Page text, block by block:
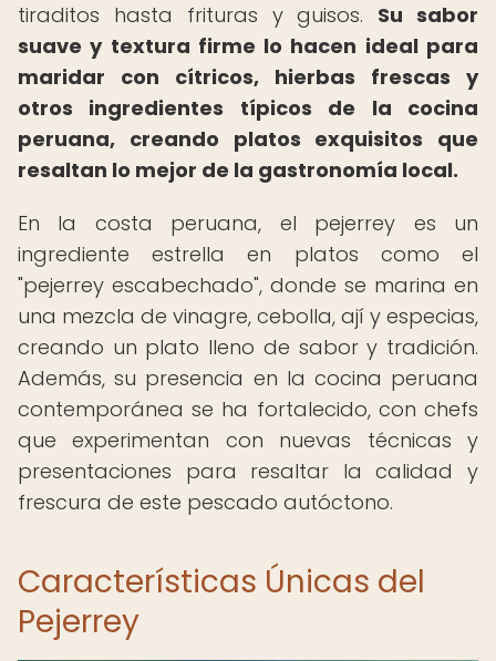
tiraditos hasta frituras y guisos. Su sabor
suave y textura firme lo hacen ideal para
maridar con cítricos, hierbas frescas y
otros ingredientes típicos de la cocina
peruana, creando platos exquisitos que
resaltan lo mejor de la gastronomía local.
En la costa peruana, el pejerrey es un
ingrediente estrella en platos como el
"pejerrey escabechado", donde se marina en
una mezcla de vinagre, cebolla, ají y especias,
creando un plato lleno de sabor y tradición.
Además, su presencia en la cocina peruana
contemporánea se ha fortalecido, con chefs
que experimentan con nuevas técnicas y
presentaciones para resaltar la calidad y
frescura de este pescado autóctono.
Características Únicas del
Pejerrey